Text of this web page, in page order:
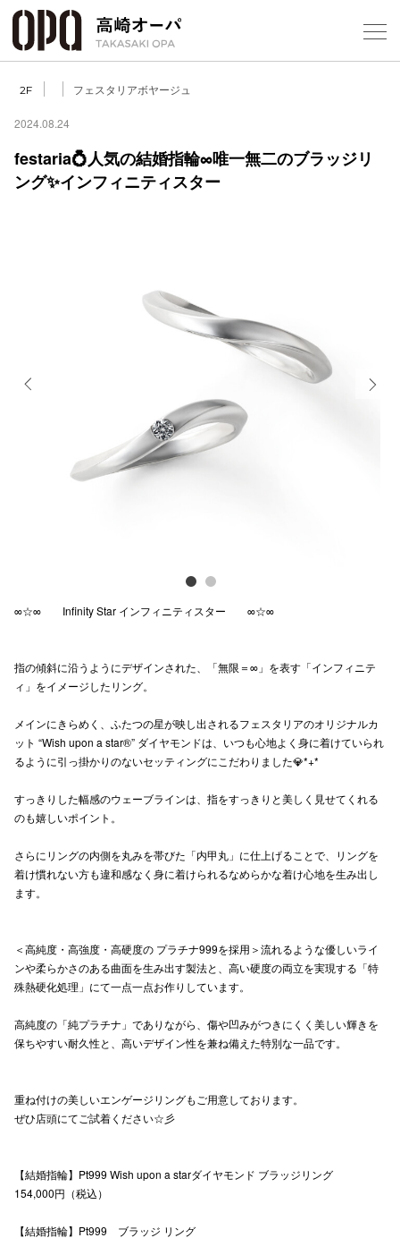
2F フェスタリアボヤージュ
2024.08.24
festaria💍人気の結婚指輪∞唯一無二のブラッジリ
ング✨インフィニティスター
∞☆∞ Infinity Star インフィニティスター ∞☆∞
指の傾斜に沿うようにデザインされた、「無限＝∞」を表す「インフィニテ
ィ」をイメージしたリング。
メインにきらめく、ふたつの星が映し出されるフェスタリアのオリジナルカ
ット “Wish upon a star®” ダイヤモンドは、いつも心地よく身に着けていられ
るように引っ掛かりのないセッティングにこだわりました💎*+*
すっきりした幅感のウェーブラインは、指をすっきりと美しく見せてくれる
のも嬉しいポイント。
さらにリングの内側を丸みを帯びた「内甲丸」に仕上げることで、リングを
着け慣れない方も違和感なく身に着けられるなめらかな着け心地を生み出し
ます。
＜高純度・高強度・高硬度の プラチナ999を採用＞流れるような優しいライ
ンや柔らかさのある曲面を生み出す製法と、高い硬度の両立を実現する「特
殊熱硬化処理」にて一点一点お作りしています。
高純度の「純プラチナ」でありながら、傷や凹みがつきにくく美しい輝きを
保ちやすい耐久性と、高いデザイン性を兼ね備えた特別な一品です。
重ね付けの美しいエンゲージリングもご用意しております。
ぜひ店頭にてご試着ください☆彡
【結婚指輪】Pt999 Wish upon a starダイヤモンド ブラッジリング
154,000円（税込）
【結婚指輪】Pt999 ブラッジ リング
フロア
スタッ
秋田オ
新百合
那覇オ